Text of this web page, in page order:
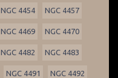
NGC 4454 NGC 4457
NGC 4469 NGC 4470
NGC 4482 NGC 4483
NGC 4491 NGC 4492